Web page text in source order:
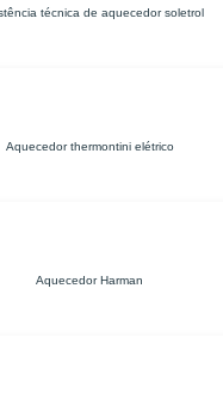
técnica de aquecedor soletrol
Aquecedor thermontini elétrico
Aquecedor Harman